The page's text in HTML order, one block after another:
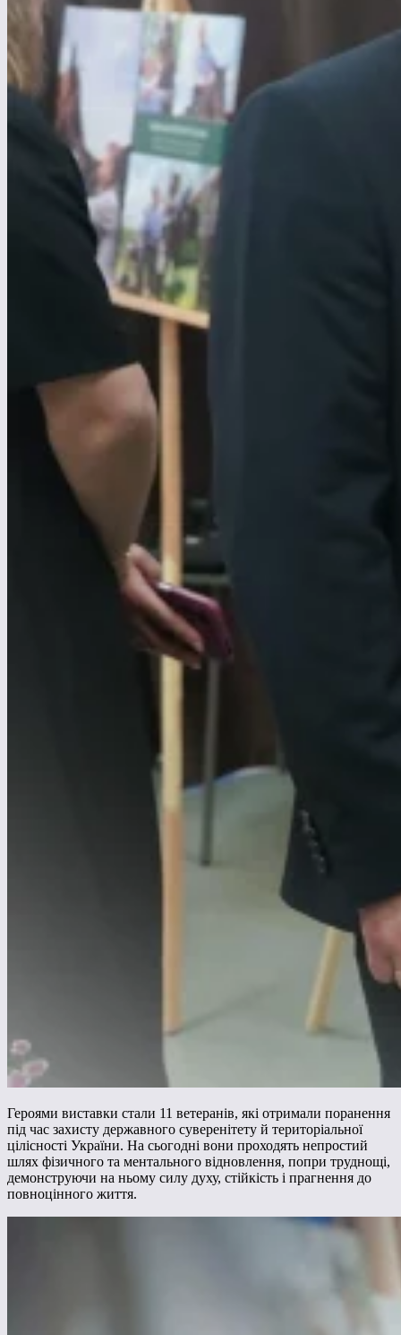
Героями виставки стали 11 ветеранів, які отримали поранення
під час захисту державного суверенітету й територіальної
цілісності України. На сьогодні вони проходять непростий
шлях фізичного та ментального відновлення, попри труднощі,
демонструючи на ньому силу духу, стійкість і прагнення до
повноцінного життя.